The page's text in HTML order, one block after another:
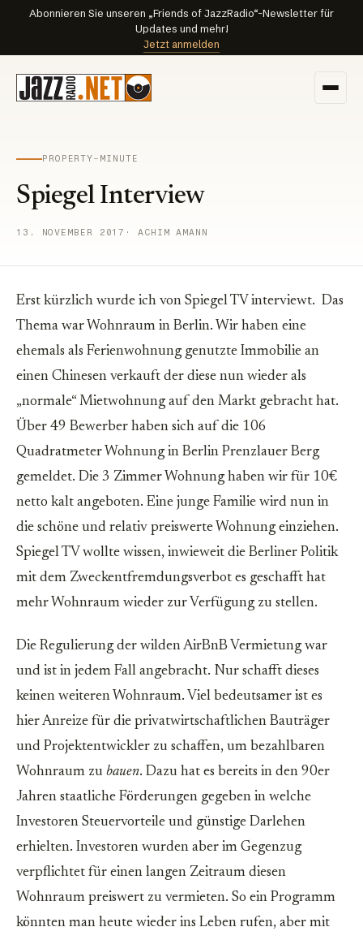
Abonnieren Sie unseren „Friends of JazzRadio“-Newsletter für
Updates und mehr!
Jetzt anmelden
PROPERTY-MINUTE
Spiegel Interview
13. NOVEMBER 2017 · ACHIM AMANN
Erst kürzlich wurde ich von Spiegel TV interviewt. Das
Thema war Wohnraum in Berlin. Wir haben eine
ehemals als Ferienwohnung genutzte Immobilie an
einen Chinesen verkauft der diese nun wieder als
„normale“ Mietwohnung auf den Markt gebracht hat.
Über 49 Bewerber haben sich auf die 106
Quadratmeter Wohnung in Berlin Prenzlauer Berg
gemeldet. Die 3 Zimmer Wohnung haben wir für 10€
netto kalt angeboten. Eine junge Familie wird nun in
die schöne und relativ preiswerte Wohnung einziehen.
Spiegel TV wollte wissen, inwieweit die Berliner Politik
mit dem Zweckentfremdungsverbot es geschafft hat
mehr Wohnraum wieder zur Verfügung zu stellen.
Die Regulierung der wilden AirBnB Vermietung war
und ist in jedem Fall angebracht. Nur schafft dieses
keinen weiteren Wohnraum. Viel bedeutsamer ist es
hier Anreize für die privatwirtschaftlichen Bauträger
und Projektentwickler zu schaffen, um bezahlbaren
Wohnraum zu bauen. Dazu hat es bereits in den 90er
Jahren staatliche Förderungen gegeben in welche
Investoren Steuervorteile und günstige Darlehen
erhielten. Investoren wurden aber im Gegenzug
verpflichtet für einen langen Zeitraum diesen
Wohnraum preiswert zu vermieten. So ein Programm
könnten man heute wieder ins Leben rufen, aber mit